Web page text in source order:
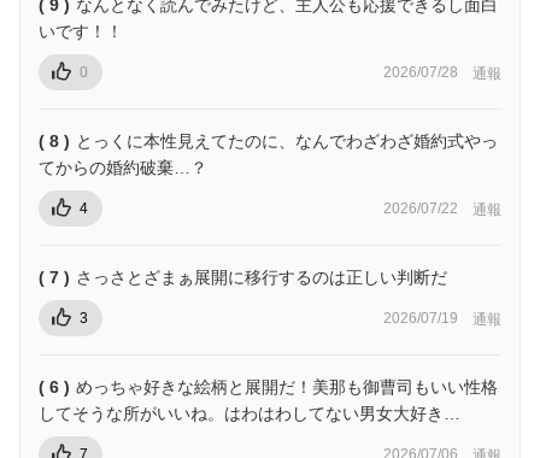
( 9 ) なんとなく読んでみたけど、主人公も応援できるし面白
いです！！
0 2026/07/28 通報
( 8 ) とっくに本性見えてたのに、なんでわざわざ婚約式やっ
てからの婚約破棄…？
4 2026/07/22 通報
( 7 ) さっさとざまぁ展開に移行するのは正しい判断だ
3 2026/07/19 通報
( 6 ) めっちゃ好きな絵柄と展開だ！美那も御曹司もいい性格
してそうな所がいいね。はわはわしてない男女大好き…